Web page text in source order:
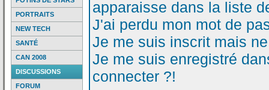
PORTRAITS
NEW TECH
SANTÉ
CAN 2008
DISCUSSIONS
FORUM
apparaisse dans la liste
J'ai perdu mon mot de
Je me suis inscrit mais
Je me suis enregistré
connecter ?!